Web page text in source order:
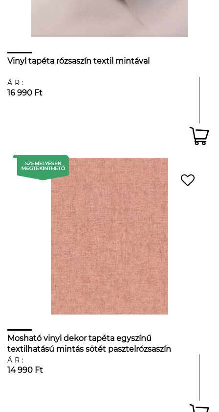
Vinyl tapéta rózsaszín textil mintával
ÁR:
16 990 Ft
Mosható vinyl dekor tapéta egyszínű
textilhatású mintás sötét pasztelrózsaszín
színben
ÁR:
14 990 Ft